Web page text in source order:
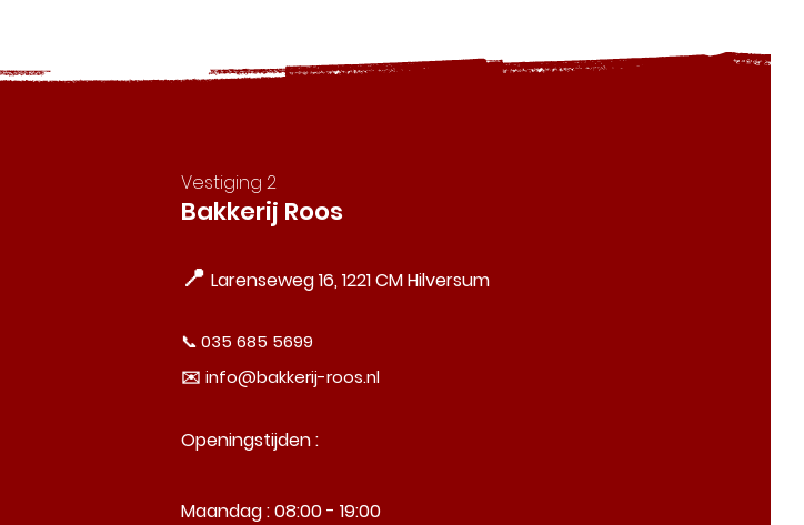
Vestiging 2
Bakkerij Roos
📍 Larenseweg 16, 1221 CM Hilversum
📞035 685 5699
✉️ info@bakkerij-roos.nl
Openingstijden :
Maandag : 08:00 - 19:00